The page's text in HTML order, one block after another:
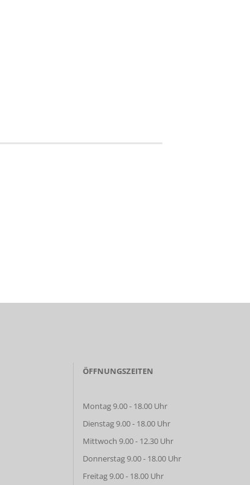
ÖFFNUNGSZEITEN
Montag 9.00 - 18.00 Uhr
Dienstag 9.00 - 18.00 Uhr
Mittwoch 9.00 - 12.30 Uhr
Donnerstag 9.00 - 18.00 Uhr
Freitag 9.00 - 18.00 Uhr